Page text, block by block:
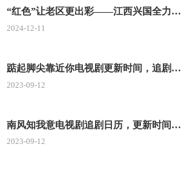
“红色”让老区更出彩——江西兴国全力打造红色文化传承发展创新示范区
2024-12-11
踮起脚尖靠近你电视剧更新时间，追剧日历及剧情简介
2023-09-12
南风知我意电视剧追剧日历，更新时间一览表
2023-09-12